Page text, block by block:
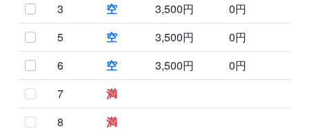
3
空 3,500円
0円
5
空 3,500円
0円
6
空 3,500円
0円
7
満
8
満